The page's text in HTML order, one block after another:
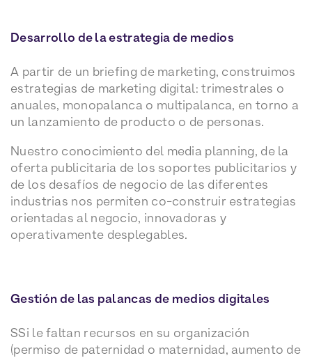
Desarrollo de la estrategia de medios
A partir de un briefing de marketing, construimos
estrategias de marketing digital: trimestrales o
anuales, monopalanca o multipalanca, en torno a
un lanzamiento de producto o de personas.
Nuestro conocimiento del media planning, de la
oferta publicitaria de los soportes publicitarios y
de los desafíos de negocio de las diferentes
industrias nos permiten co-construir estrategias
orientadas al negocio, innovadoras y
operativamente desplegables.
Gestión de las palancas de medios digitales
SSi le faltan recursos en su organización
(permiso de paternidad o maternidad, aumento de